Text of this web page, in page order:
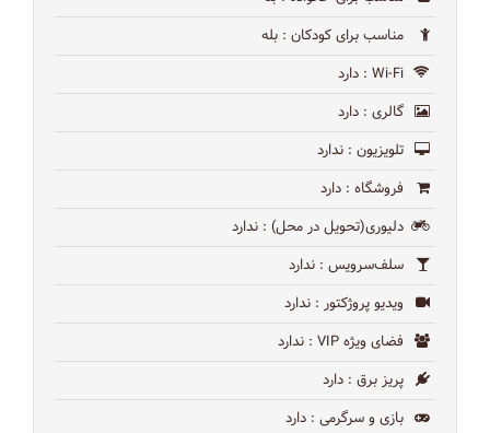
مناسب برای کودکان : بله
Wi-Fi : دارد
گالری : دارد
تلویزیون : ندارد
فروشگاه : دارد
دلیوری(تحویل در محل) : ندارد
سلف‌سرویس : ندارد
ویدیو پروژکتور : ندارد
فضای ویژه VIP
: ندارد
پریز برق : دارد
بازی و سرگرمی : دارد